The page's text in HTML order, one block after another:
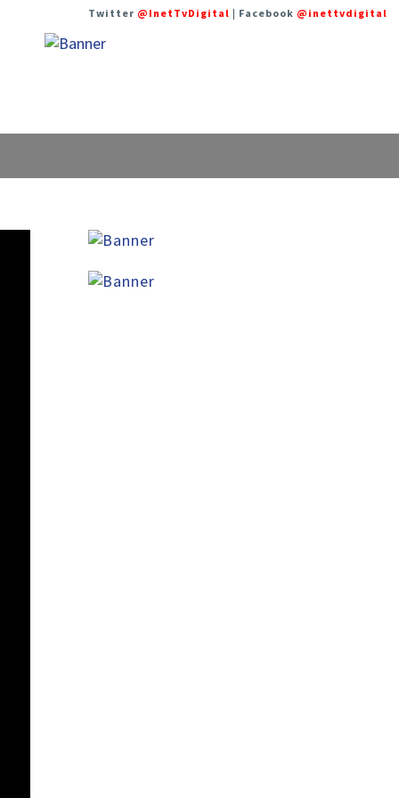
Twitter @InetTvDigital | Facebook @inettvdigital